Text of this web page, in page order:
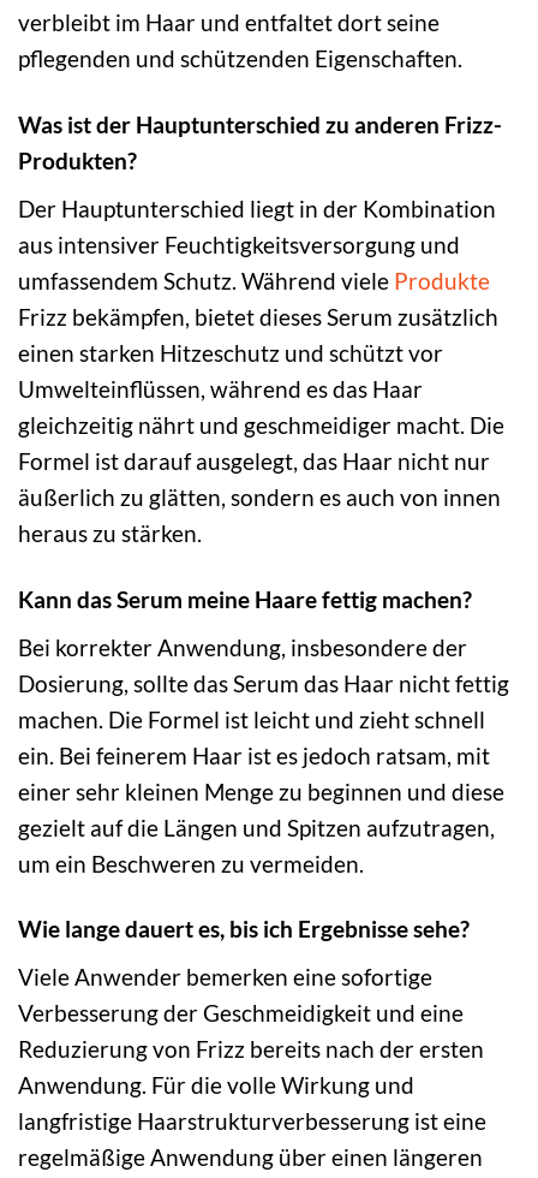
verbleibt im Haar und entfaltet dort seine
pflegenden und schützenden Eigenschaften.
Was ist der Hauptunterschied zu anderen Frizz-
Produkten?
Der Hauptunterschied liegt in der Kombination
aus intensiver Feuchtigkeitsversorgung und
umfassendem Schutz. Während viele Produkte
Frizz bekämpfen, bietet dieses Serum zusätzlich
einen starken Hitzeschutz und schützt vor
Umwelteinflüssen, während es das Haar
gleichzeitig nährt und geschmeidiger macht. Die
Formel ist darauf ausgelegt, das Haar nicht nur
äußerlich zu glätten, sondern es auch von innen
heraus zu stärken.
Kann das Serum meine Haare fettig machen?
Bei korrekter Anwendung, insbesondere der
Dosierung, sollte das Serum das Haar nicht fettig
machen. Die Formel ist leicht und zieht schnell
ein. Bei feinerem Haar ist es jedoch ratsam, mit
einer sehr kleinen Menge zu beginnen und diese
gezielt auf die Längen und Spitzen aufzutragen,
um ein Beschweren zu vermeiden.
Wie lange dauert es, bis ich Ergebnisse sehe?
Viele Anwender bemerken eine sofortige
Verbesserung der Geschmeidigkeit und eine
Reduzierung von Frizz bereits nach der ersten
Anwendung. Für die volle Wirkung und
langfristige Haarstrukturverbesserung ist eine
regelmäßige Anwendung über einen längeren